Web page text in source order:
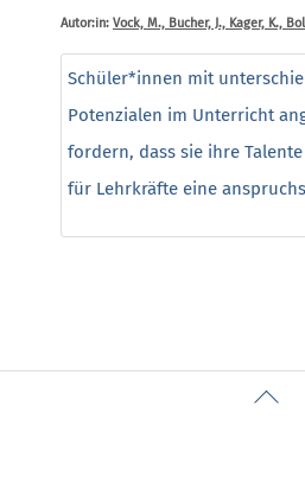
Autor:in: Vock, M., Bucher, J., Kager, K.,
Schüler*innen mit
Potenzialen im Unterricht
fordern, dass sie ihre
für Lehrkräfte eine
Back